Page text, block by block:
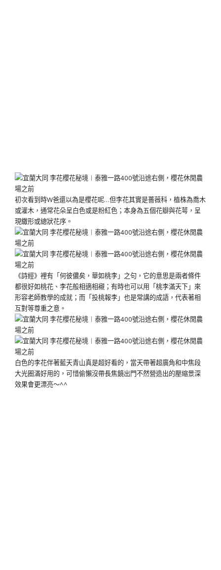
初次看到時W爸還以為是櫻花呢…但李花其實是薔薇科，植株為喬木
或灌木，通常花朵呈白色或是粉紅色；本身為五個花瓣與花萼，呈
現繖形或總狀花序。
《詩經》裡有「何彼儂矣，華如桃李」之句，它的意思是兩者條件
都很好如桃花、李花般相適相襯；有時也可以用「桃李滿天下」來
形容老師教學的成就；而「投桃報李」也是常講的成語，代表著相
互對等尊重之意。
白色的李花伴著藍天青山真是超好看的，當天帶著超廣角和中焦段
大光圈滿好用的，可惜偷懶沒帶長焦鏡出門不然營造出的壓縮景深
效果會更漂亮～^^